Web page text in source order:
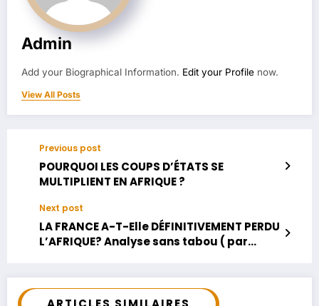
Admin
Add your Biographical Information. Edit your Profile now.
View All Posts
Previous post
POURQUOI LES COUPS D’ÉTATS SE
MULTIPLIENT EN AFRIQUE ?
Next post
LA FRANCE A-T-Elle DÉFINITIVEMENT PERDU
L’AFRIQUE? Analyse sans tabou ( par